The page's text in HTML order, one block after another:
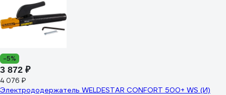
-5%
3 872 ₽
4 076 ₽
Электрододержатель WELDESTAR CONFORT 500+ WS (И)